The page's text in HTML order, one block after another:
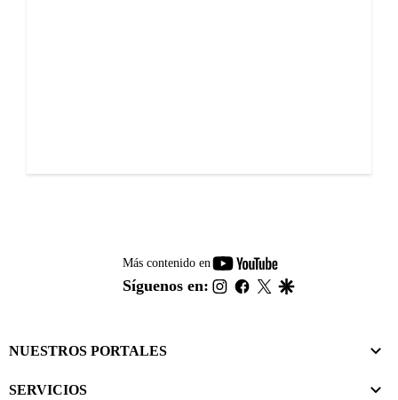
Más contenido en
youtube-
footer
Síguenos en: instagram
facebook
twitter
NUESTROS PORTALES
SERVICIOS